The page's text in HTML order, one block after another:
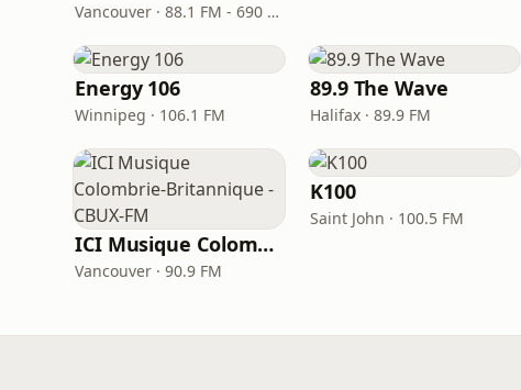
Vancouver · 88.1 FM - 690 AM
Energy 106
Winnipeg · 106.1 FM
89.9 The Wave
Halifax · 89.9 FM
ICI Musique Colombrie-Britannique - CBUX-FM
Vancouver · 90.9 FM
K100
Saint John · 100.5 FM